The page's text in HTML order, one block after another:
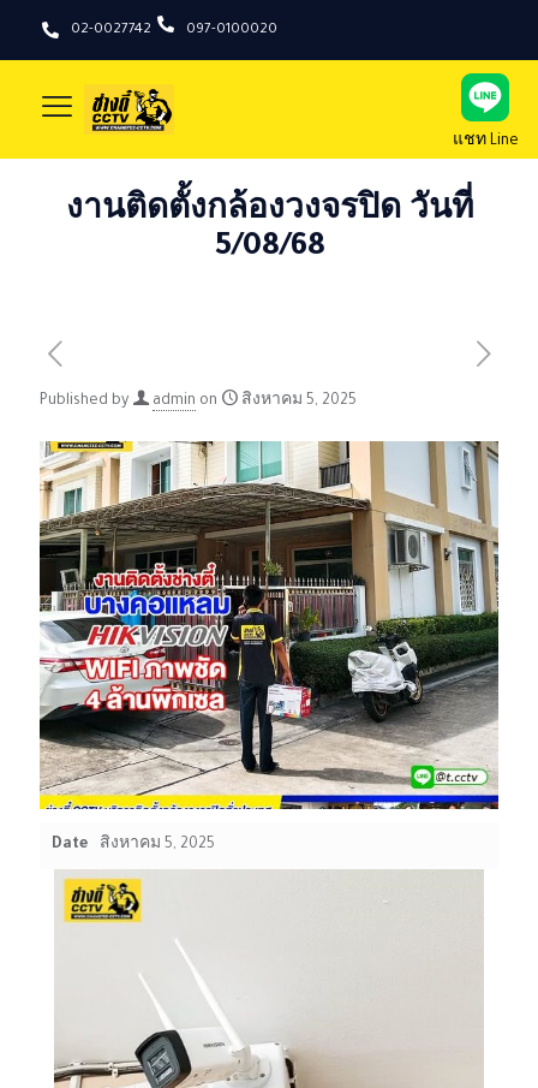
02-0027742 097-0100020
แชท Line
งานติดตั้งกล้องวงจรปิด วันที่
5/08/68
Published by admin on สิงหาคม 5, 2025
Date สิงหาคม 5, 2025